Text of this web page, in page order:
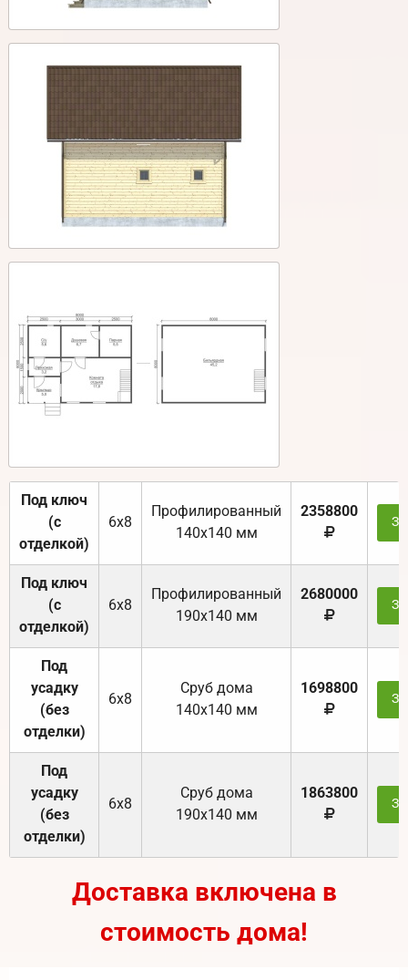
Под ключ
(с
отделкой)
6х8
Профилированный
140х140 мм
2358800
Под ключ
(с
отделкой)
6х8
Профилированный
190х140 мм
2680000
Под
усадку
(без
отделки)
6х8
Cруб дома
140х140 мм
1698800
Под
усадку
(без
отделки)
6х8
Cруб дома
190х140 мм
1863800
Доставка включена в
стоимость дома!